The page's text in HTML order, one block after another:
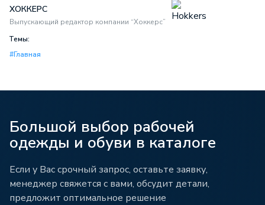
ХОККЕРС
Выпускающий редактор компании “Хоккерс”
Темы:
#Главная
Большой выбор рабочей
одежды и обуви в каталоге
Если у Вас срочный запрос, оставьте заявку,
менеджер свяжется с вами, обсудит детали,
предложит оптимальное решение